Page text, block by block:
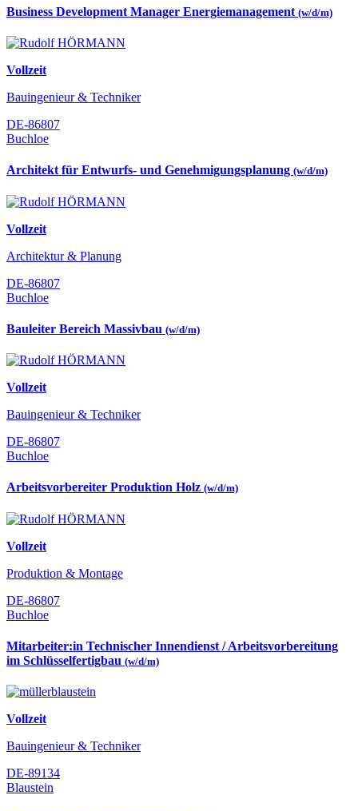
Business Development Manager Energiemanagement (w/d/m)
Vollzeit
Bauingenieur & Techniker
DE-86807
Buchloe
Architekt für Entwurfs- und Genehmigungsplanung (w/d/m)
Vollzeit
Architektur & Planung
DE-86807
Buchloe
Bauleiter Bereich Massivbau (w/d/m)
Vollzeit
Bauingenieur & Techniker
DE-86807
Buchloe
Arbeitsvorbereiter Produktion Holz (w/d/m)
Vollzeit
Produktion & Montage
DE-86807
Buchloe
Mitarbeiter:in Technischer Innendienst / Arbeitsvorbereitung
im Schlüsselfertigbau (w/d/m)
Vollzeit
Bauingenieur & Techniker
DE-89134
Blaustein